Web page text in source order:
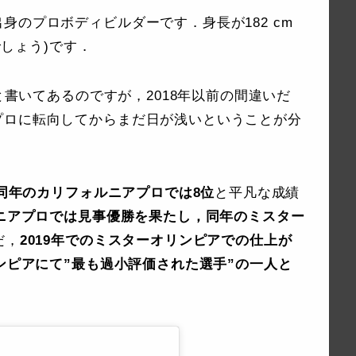
のプロボディビルダーです．身長が182 cm
ょう)です．
いてあるのですが，2018年以前の間違いだ
に転向してからまだ日が浅いということが分
年のカリフォルニアプロでは8位 と平凡な成績
アプロでは見事優勝を果たし，同年のミスター
2019年でのミスターオリンピアでの仕上が
アにて”最も過小評価された選手”の一人と